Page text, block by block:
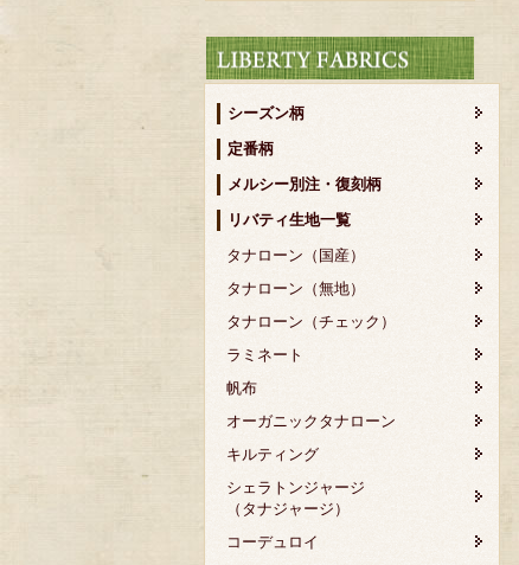
シーズン柄
定番柄
メルシー別注・復刻柄
リバティ生地一覧
タナローン（国産）
タナローン（無地）
タナローン（チェック）
ラミネート
帆布
オーガニックタナローン
キルティング
シェラトンジャージ
（タナジャージ）
コーデュロイ